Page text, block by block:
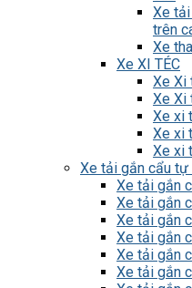
Xe
trên
Xe
Xe XI TÉC
Xe Xi
Xe Xi
Xe xi
Xe xi
Xe xi
Xe tải gắn cẩu tự
Xe tải gắn
Xe tải gắn
Xe tải gắn
Xe tải gắn
Xe tải gắn
Xe tải gắn